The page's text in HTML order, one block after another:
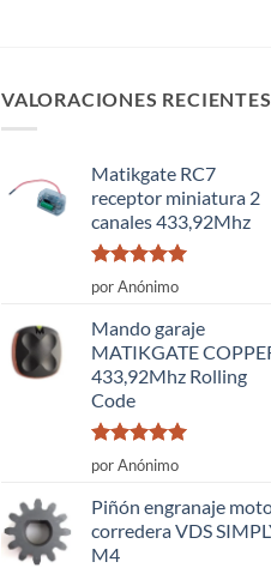
VALORACIONES
Matikgate RC7
receptor miniatura 2
canales 433,92Mhz
Valorado
con
por Anónimo
Mando garaje
MATIKGATE
433,92Mhz Rolling
Code
Valorado
con
por Anónimo
Piñón engranaje
corredera VDS
M4